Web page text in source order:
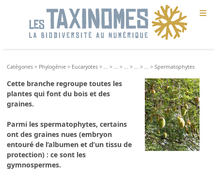
≡
Catégories > Phylogénie > Eucaryotes > > > > > >Spermatophytes
Cette branche regroupe toutes les
plantes qui font du bois et des
graines.
Parmi les spermatophytes, certains
ont des graines nues (embryon
entouré de l’albumen et d’un tissu de
protection) : ce sont les
gymnospermes.